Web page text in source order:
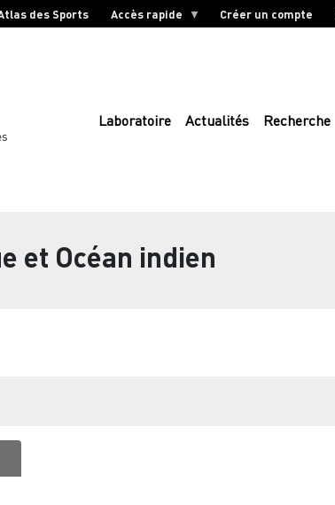
des Sports Accès rapide Créer un compte
Laboratoire Actualités Recherche
et Océan indien